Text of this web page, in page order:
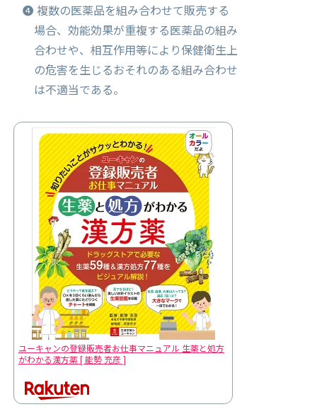
❹ 複数の医薬品を組み合わせて販売する
場合、効能効果が重複する医薬品の組み
合わせや、相互作用等により保健衛生上
の危害を生じるおそれのある組み合わせ
は不適当である。
ユーキャンの登録販売者お仕事マニュアル 生薬と処方
がわかる漢方薬 [ 能勢 充彦 ]